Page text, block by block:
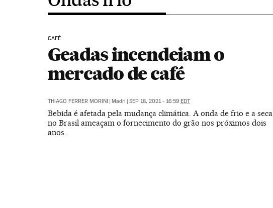
CAFÉ
Geadas incendeiam o
mercado de café
THIAGO FERRER MORINI | Madri | SEP 18, 2021 - 16:59 EDT
Bebida é afetada pela mudança climática. A onda de frio e a seca
no Brasil ameaçam o fornecimento do grão nos próximos dois
anos.